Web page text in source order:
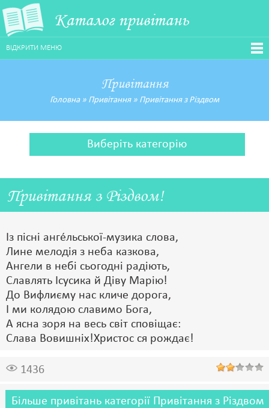
Каталог привітань
ВІДКРИТИ МЕНЮ
Привітання
Головна» Привітання» Привітання з Різдвом
Виберіть категорію
Привітання з Різдвом!
Із пісні анге́льської-музика слова,
Лине мелодія з неба казкова,
Ангели в небі сьогодні радіють,
Славлять Ісусика й Діву Марію!
До Вифлиєму нас кличе дорога,
І ми колядою славимо Бога,
А ясна зоря на весь світ сповіщає:
Слава Вовишніх!Христос ся рождає!
1436
Більше привітань категорії Привітання з Різдвом